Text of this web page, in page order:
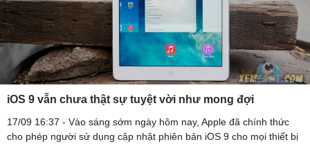
iOS 9 vẫn chưa thật sự tuyệt vời như mong đợi
17/09 16:37 - Vào sáng sớm ngày hôm nay, Apple đã chính thức
cho phép người sử dụng cập nhật phiên bản iOS 9 cho mọi thiết bị